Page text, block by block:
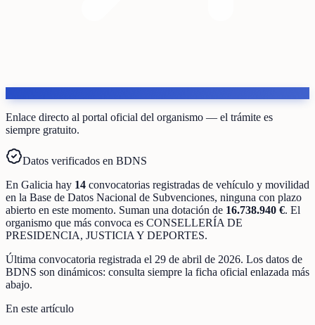
Enlace directo al portal oficial del organismo — el trámite es
siempre gratuito.
Datos verificados en BDNS
En Galicia hay 14 convocatorias registradas de vehículo y movilidad
en la Base de Datos Nacional de Subvenciones, ninguna con plazo
abierto en este momento. Suman una dotación de 16.738.940 €. El
organismo que más convoca es CONSELLERÍA DE
PRESIDENCIA, JUSTICIA Y DEPORTES.
Última convocatoria registrada el 29 de abril de 2026. Los datos de
BDNS son dinámicos: consulta siempre la ficha oficial enlazada más
abajo.
En este artículo